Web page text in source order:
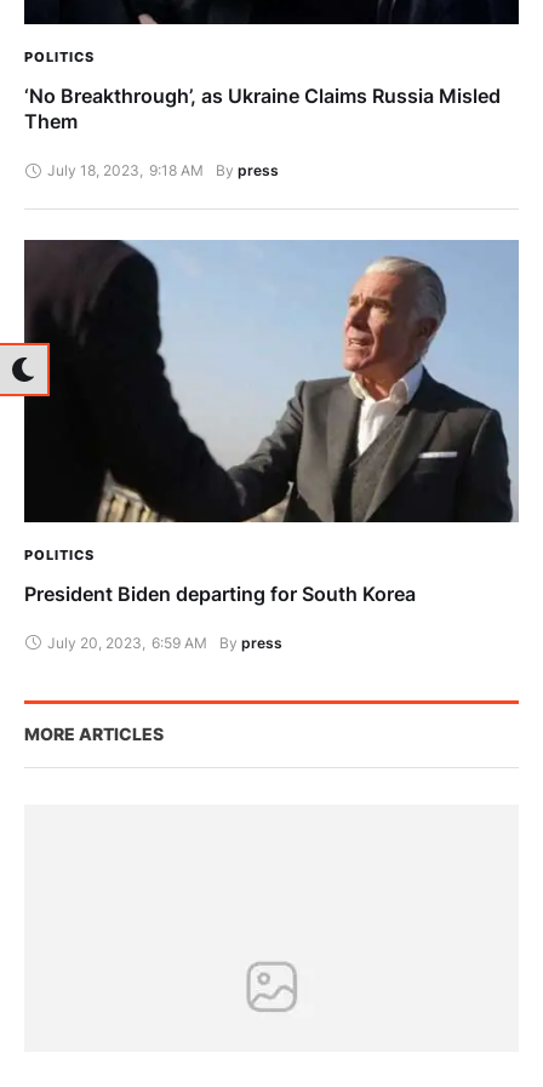
POLITICS
‘No Breakthrough’, as Ukraine Claims Russia Misled
Them
July 18, 2023, 9:18 AM By press
POLITICS
President Biden departing for South Korea
July 20, 2023 6:59 AM By press
MORE ARTICLES